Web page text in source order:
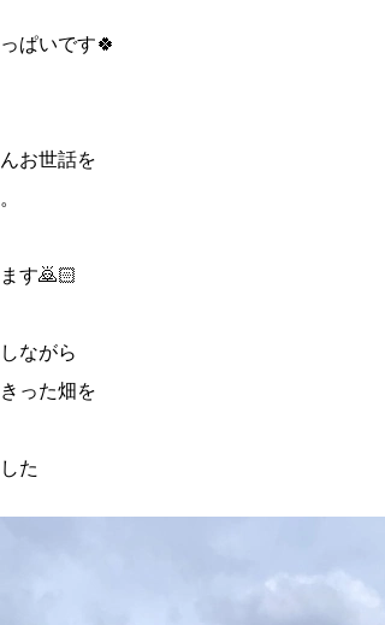
ぱいです🍀
お世話を
す🙇🏻
ながら
った畑を
た